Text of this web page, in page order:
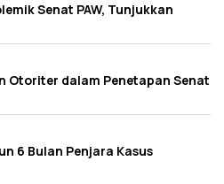
Senat PAW, Tunjukkan
Otoriter dalam Penetapan Senat
6 Bulan Penjara Kasus